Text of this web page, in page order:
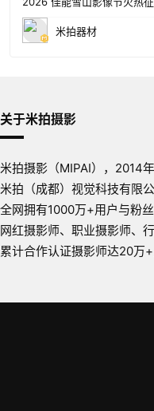
米拍器材
关于米拍摄影
米拍摄影（MIPAI），2014年
米拍（成都）视觉科技有限
全网拥有1000万+用户与粉
网红摄影师、职业摄影师、
累计合作认证摄影师达20万